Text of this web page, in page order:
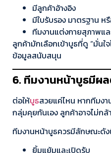
มีลูกค้าอ้างอิง
มีใบรับรอง มาตรฐาน ห
ทีมงานแต่งกายสุภาพแ
ลูกค้ามักเลือกเข้าบูธที่ดู “มั่น
ข้อมูลสนับสนุน
6. ทีมงานหน้าบูธมีผ
ต่อให้บูธสวยแค่ไหน หากทีมง
กลุ่มคุยกันเอง ลูกค้าอาจไม่กล้
ทีมงานหน้าบูธควรมีลักษณะดั
ยิ้มแย้มและเปิดรับ